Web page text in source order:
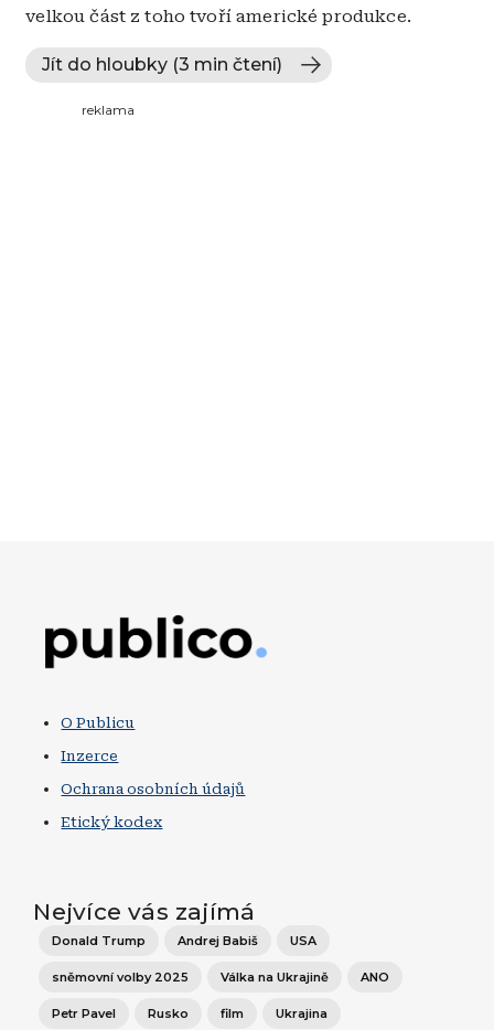
velkou část z toho tvoří americké produkce.
Jít do hloubky (3 min čtení)
reklama
O Publicu
Inzerce
Ochrana osobních údajů
Etický kodex
Nejvíce vás zajímá
Donald Trump Andrej Babiš USA
sněmovní volby 2025 Válka na Ukrajině ANO
Petr Pavel Rusko film Ukrajina